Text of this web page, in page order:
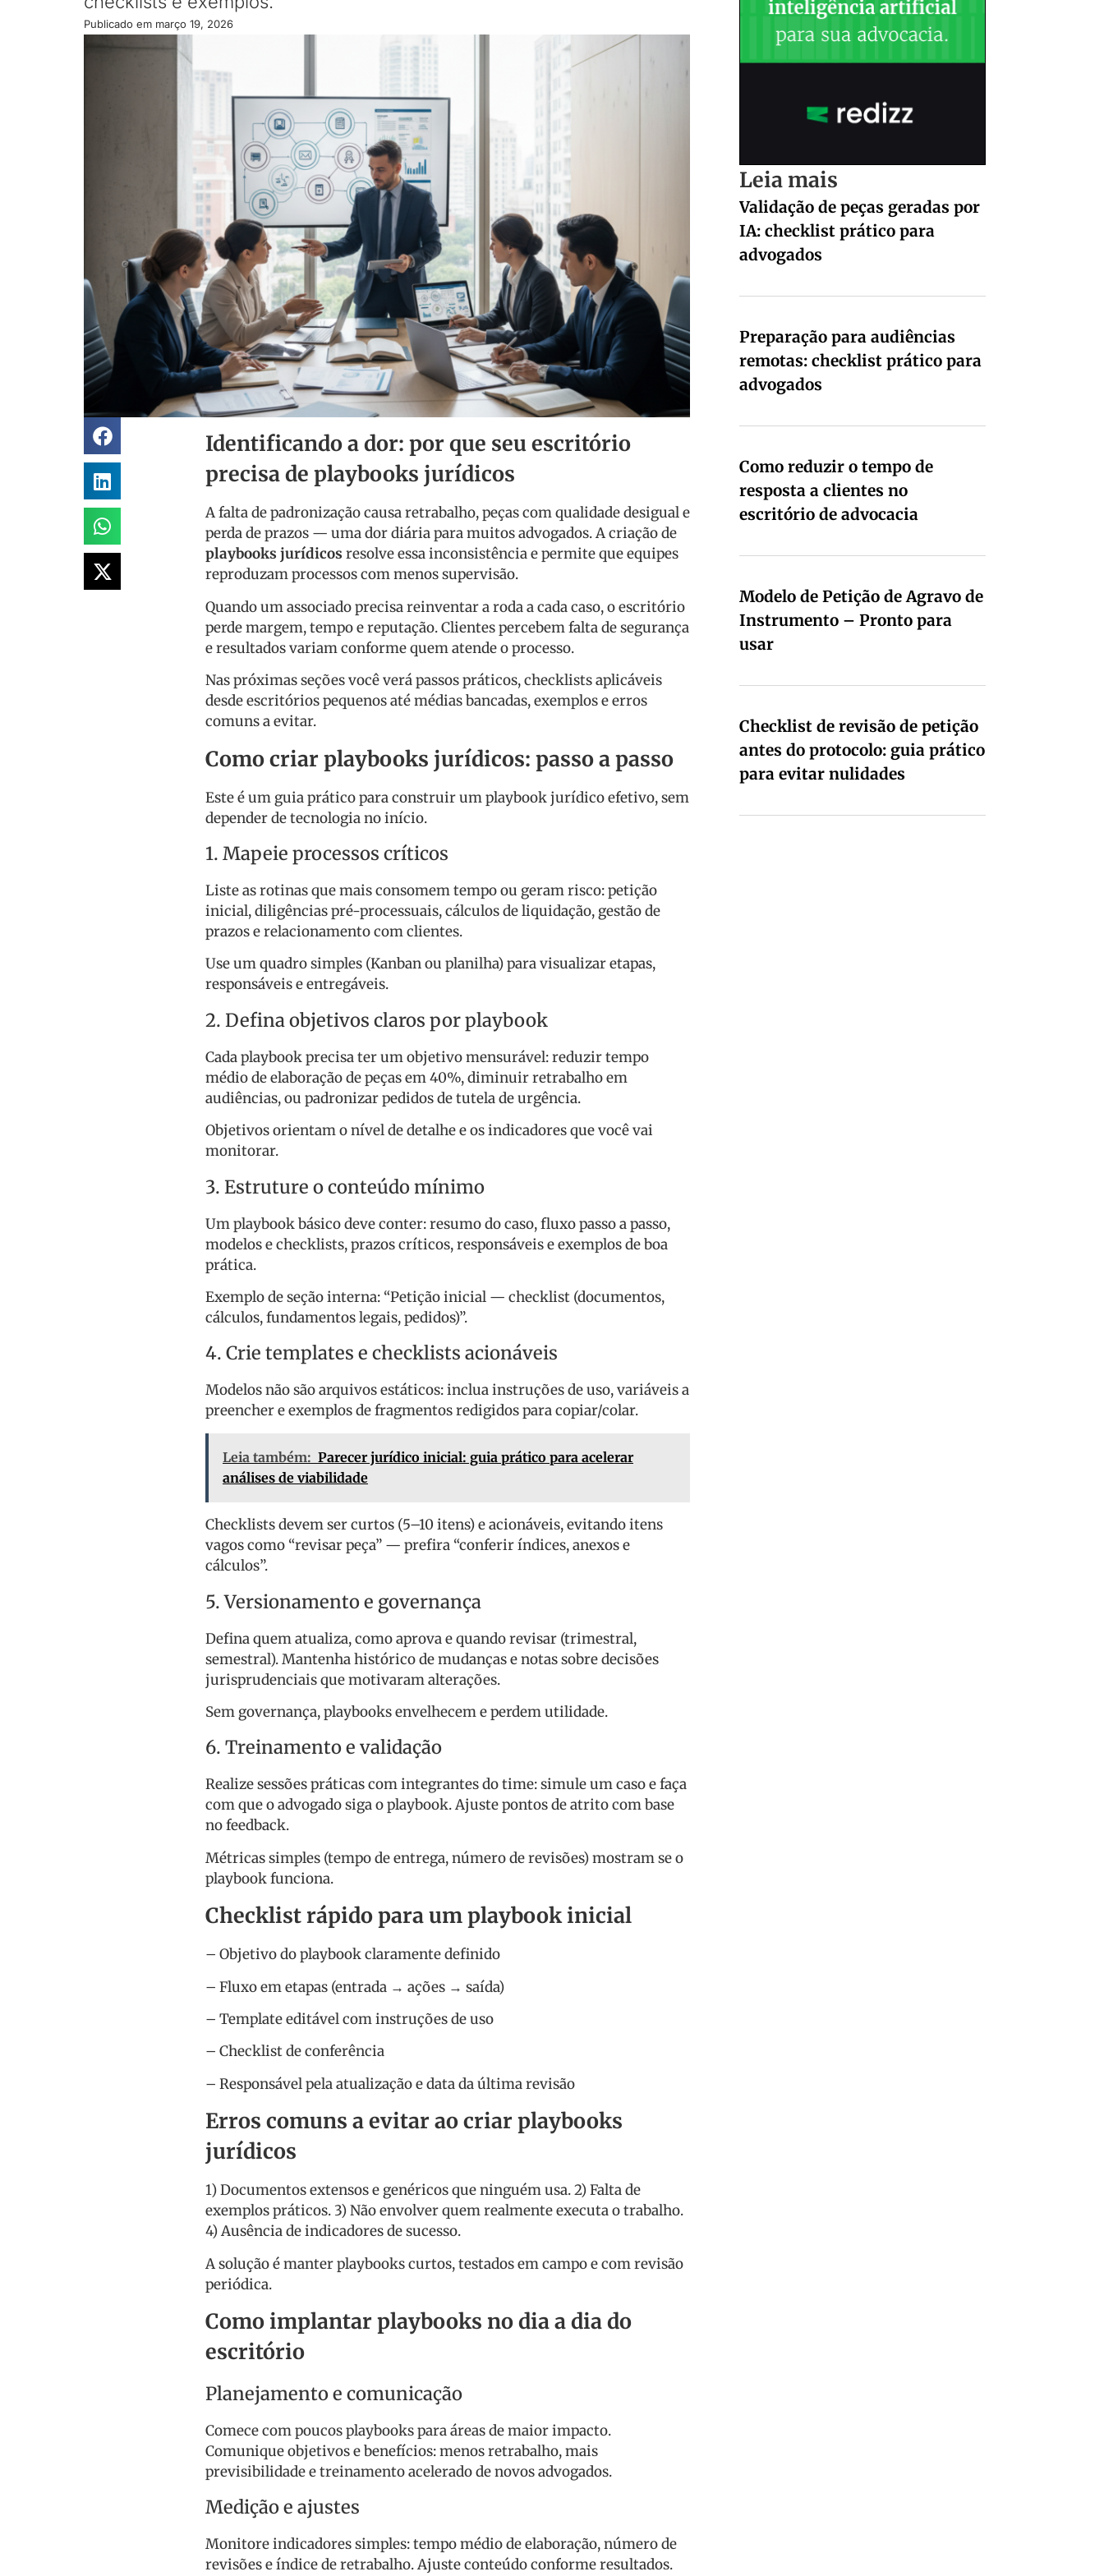
Publicado em março 19, 2026
Identificando a dor: por que seu escritório
precisa de playbooks jurídicos
A falta de padronização causa retrabalho, peças com qualidade desigual e
perda de prazos — uma dor diária para muitos advogados. A criação de
playbooks jurídicos resolve essa inconsistência e permite que equipes
reproduzam processos com menos supervisão.
Quando um associado precisa reinventar a roda a cada caso, o escritório
perde margem, tempo e reputação. Clientes percebem falta de segurança
e resultados variam conforme quem atende o processo.
Nas próximas seções você verá passos práticos, checklists aplicáveis
desde escritórios pequenos até médias bancadas, exemplos e erros
comuns a evitar.
Como criar playbooks jurídicos: passo a passo
Este é um guia prático para construir um playbook jurídico efetivo, sem
depender de tecnologia no início.
1. Mapeie processos críticos
Liste as rotinas que mais consomem tempo ou geram risco: petição
inicial, diligências pré-processuais, cálculos de liquidação, gestão de
prazos e relacionamento com clientes.
Use um quadro simples (Kanban ou planilha) para visualizar etapas,
responsáveis e entregáveis.
2. Defina objetivos claros por playbook
Cada playbook precisa ter um objetivo mensurável: reduzir tempo
médio de elaboração de peças em 40%, diminuir retrabalho em
audiências, ou padronizar pedidos de tutela de urgência.
Objetivos orientam o nível de detalhe e os indicadores que você vai
monitorar.
3. Estruture o conteúdo mínimo
Um playbook básico deve conter: resumo do caso, fluxo passo a passo,
modelos e checklists, prazos críticos, responsáveis e exemplos de boa
prática.
Exemplo de seção interna: “Petição inicial — checklist (documentos,
cálculos, fundamentos legais, pedidos)”.
4. Crie templates e checklists acionáveis
Modelos não são arquivos estáticos: inclua instruções de uso, variáveis a
preencher e exemplos de fragmentos redigidos para copiar/colar.
Leia também: Parecer jurídico inicial: guia prático para acelerar
análises de viabilidade
Checklists devem ser curtos (5–10 itens) e acionáveis, evitando itens
vagos como “revisar peça” — prefira “conferir índices, anexos e
cálculos”.
5. Versionamento e governança
Defina quem atualiza, como aprova e quando revisar (trimestral,
semestral). Mantenha histórico de mudanças e notas sobre decisões
jurisprudenciais que motivaram alterações.
Sem governança, playbooks envelhecem e perdem utilidade.
6. Treinamento e validação
Realize sessões práticas com integrantes do time: simule um caso e faça
com que o advogado siga o playbook. Ajuste pontos de atrito com base
no feedback.
Métricas simples (tempo de entrega, número de revisões) mostram se o
playbook funciona.
Checklist rápido para um playbook inicial
– Objetivo do playbook claramente definido
– Fluxo em etapas (entrada → ações → saída)
– Template editável com instruções de uso
– Checklist de conferência
– Responsável pela atualização e data da última revisão
Erros comuns a evitar ao criar playbooks
jurídicos
1) Documentos extensos e genéricos que ninguém usa. 2) Falta de
exemplos práticos. 3) Não envolver quem realmente executa o trabalho.
4) Ausência de indicadores de sucesso.
A solução é manter playbooks curtos, testados em campo e com revisão
periódica.
Como implantar playbooks no dia a dia do
escritório
Planejamento e comunicação
Comece com poucos playbooks para áreas de maior impacto.
Comunique objetivos e benefícios: menos retrabalho, mais
previsibilidade e treinamento acelerado de novos advogados.
Medição e ajustes
Monitore indicadores simples: tempo médio de elaboração, número de
revisões e índice de retrabalho. Ajuste conteúdo conforme resultados.
Leia mais
Validação de peças geradas por
IA: checklist prático para
advogados
Preparação para audiências
remotas: checklist prático para
advogados
Como reduzir o tempo de
resposta a clientes no
escritório de advocacia
Modelo de Petição de Agravo de
Instrumento – Pronto para
usar
Checklist de revisão de petição
antes do protocolo: guia prático
para evitar nulidades